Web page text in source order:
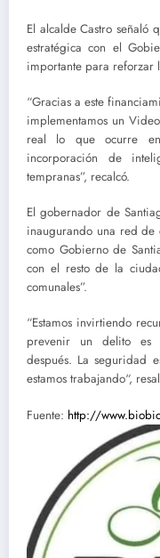
El alcalde Castro
estratégica con el
importante para reforzar
“Gracias a este
implementamos un
real lo que ocurre
incorporación de
tempranas”, recalcó.
El gobernador de
inaugurando una red de
como Gobierno de
con el resto de la
comunales”.
“Estamos invirtiendo
prevenir un delito es
después. La seguridad
estamos trabajando“,
Fuente: http://